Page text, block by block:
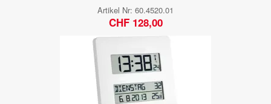
Artikel Nr: 60.4520.01
CHF 128,00